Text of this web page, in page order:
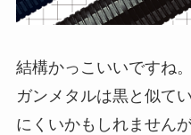
結構かっこいいですね。
ガンメタルは黒と似て
にくいかもしれません